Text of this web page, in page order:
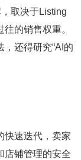
取决于Listing
的销售权重。
还得研究“AI的
速迭代，卖家
店铺管理的安全